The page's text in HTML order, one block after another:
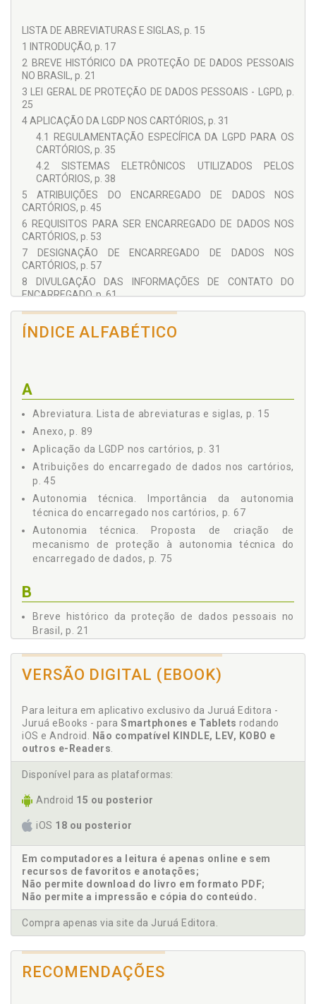
LISTA DE ABREVIATURAS E SIGLAS, p. 15
1 INTRODUÇÃO, p. 17
2 BREVE HISTÓRICO DA PROTEÇÃO DE DADOS PESSOAIS
NO BRASIL, p. 21
3 LEI GERAL DE PROTEÇÃO DE DADOS PESSOAIS - LGPD, p.
25
4 APLICAÇÃO DA LGDP NOS CARTÓRIOS, p. 31
4.1 REGULAMENTAÇÃO ESPECÍFICA DA LGPD PARA OS
CARTÓRIOS, p. 35
4.2 SISTEMAS ELETRÔNICOS UTILIZADOS PELOS
CARTÓRIOS, p. 38
5 ATRIBUIÇÕES DO ENCARREGADO DE DADOS NOS
CARTÓRIOS, p. 45
6 REQUISITOS PARA SER ENCARREGADO DE DADOS NOS
CARTÓRIOS, p. 53
7 DESIGNAÇÃO DE ENCARREGADO DE DADOS NOS
CARTÓRIOS, p. 57
8 DIVULGAÇÃO DAS INFORMAÇÕES DE CONTATO DO
ENCARREGADO, p. 61
9 DEVERES DO NOTÁRIO OU REGISTRADOR EM RELAÇÃO AO
ENCARREGADO DE DADOS, p. 63
10 IMPORTÂNCIA DA AUTONOMIA TÉCNICA DO
À AUTONOMIA TÉCNICA DO ENCARREGADO DE DADOS, p. 75
CONCLUSÃO, p. 79
REFERÊNCIAS, p. 83
ANEXO, p. 89
ÍNDICE ALFABÉTICO
A
Abreviatura. Lista de abreviaturas e siglas, p. 15
Anexo, p. 89
Aplicação da LGDP nos cartórios, p. 31
Atribuições do encarregado de dados nos cartórios,
p. 45
Autonomia técnica. Importância da autonomia
técnica do encarregado nos cartórios, p. 67
Autonomia técnica. Proposta de criação de
mecanismo de proteção à autonomia técnica do
encarregado de dados, p. 75
B
Breve histórico da proteção de dados pessoais no
Brasil, p. 21
C
Cartório. Atribuições do encarregado de dados nos
cartórios, p. 45
Cartório. Designação de encarregado de dados nos
cartórios, p. 57
Cartório. Regulamentação específica da LGPD para
os cartórios, p. 35
Cartório. Requisitos para ser encarregado de dados
Cartório. Sistemas eletrônicos utilizados pelos
cartórios, p. 38
Cartórios. Importância da autonomia técnica do
encarregado nos cartórios, p. 67
Conclusão, p. 79
informações, p. 61
D
VERSÃO DIGITAL (EBOOK)
Para leitura em aplicativo exclusivo da Juruá Editora -
Juruá eBooks - para Smartphones e Tablets rodando
iOS e Android. Não compatível KINDLE, LEV, KOBO e
outros e-Readers.
Disponível para as plataformas:
Android 15 ou posterior
iOS 18 ou posterior
Em computadores a leitura é apenas online e sem
recursos de favoritos e anotações;
Não permite download do livro em formato PDF;
Não permite a impressão e cópia do conteúdo.
Compra apenas via site da Juruá Editora.
RECOMENDAÇÕES